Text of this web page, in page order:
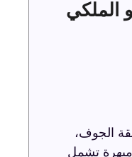
السمو الملكي
الجوف،
المبارك 1444 هـ، مع عروض مبهرة تشمل